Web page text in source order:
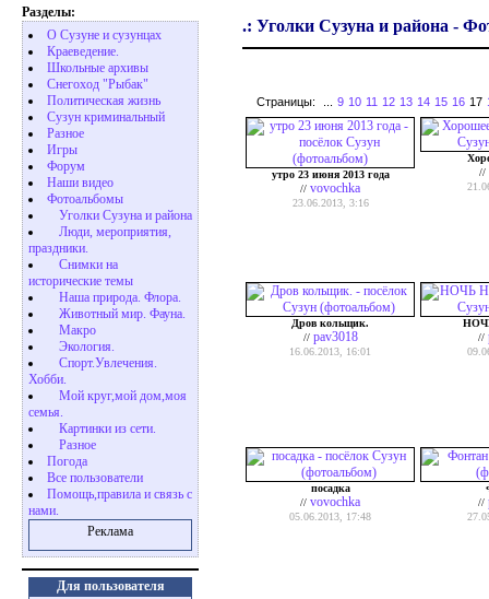
Разделы:
О Сузуне и сузунцах
Краеведение.
Школьные архивы
Снегоход "Рыбак"
Политическая жизнь
Сузун криминальный
Разное
Игры
Форум
Наши видео
Фотоальбомы
Уголки Сузуна и района
Люди, мероприятия,
праздники.
Снимки на
исторические темы
Наша природа. Флора.
Животный мир. Фауна.
Макро
Экология.
Cпорт.Увлечения.
Хобби.
Мой круг,мой дом,моя
семья.
Картинки из сети.
Разное
Погода
Все пользователи
Помощь,правила и связь с
нами.
Реклама
Для пользователя
.: Уголки Сузуна и района -
Страницы: ... 9 10 11 12 13 14 15 16 17
утро 23 июня 2013 года
// vovochka
23.06.2013, 3:16
//
Дров кольщик.
// pav3018
16.06.2013, 16:01
//
посадка
// vovochka
05.06.2013, 17:48
//